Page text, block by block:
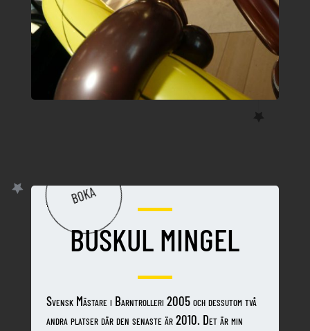
BUSKUL MINGEL
Svensk Mästare i Barntrolleri 2005 och dessutom två
andra platser där den senaste är 2010. Det är min
BOKA